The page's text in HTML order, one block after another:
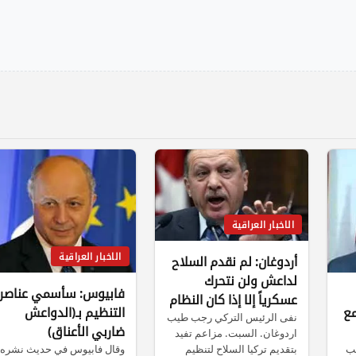
الاخبار العراقية
أردوغان: لم نقدم السلاح
لداعش ولن نتحرك
عسكرياً إلا إذا كان النظام
السوري في الهدف
نفى الرئيس التركي رجب طيب
اردوغان. السبت. مزاعم تفيد
بتقديم تركيا السلاح لتنظيم
الاخبار العراقية
فابيوس: سأسمي
التنظيم بـ(الدواعش
ضاربي الأعناق)
وقال فابيوس في حديث نشره